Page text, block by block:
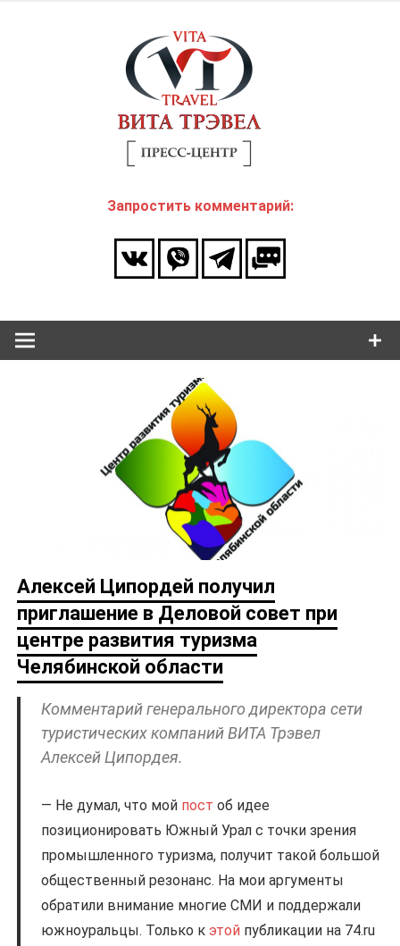
Трэвел
события в сфере туризма.
Запростить комментарий:
Алексей Ципордей получил
приглашение в Деловой совет при
центре развития туризма
Челябинской области
Комментарий генерального директора сети
туристических компаний ВИТА Трэвел
Алексей Ципордея.
Не думал, что мой пост об идее
позиционировать Южный Урал с точки зрения
промышленного туризма, получит такой большой
общественный резонанс. На мои аргументы
обратили внимание многие СМИ и поддержали
южноуральцы. Только к этой публикации на 74.ru